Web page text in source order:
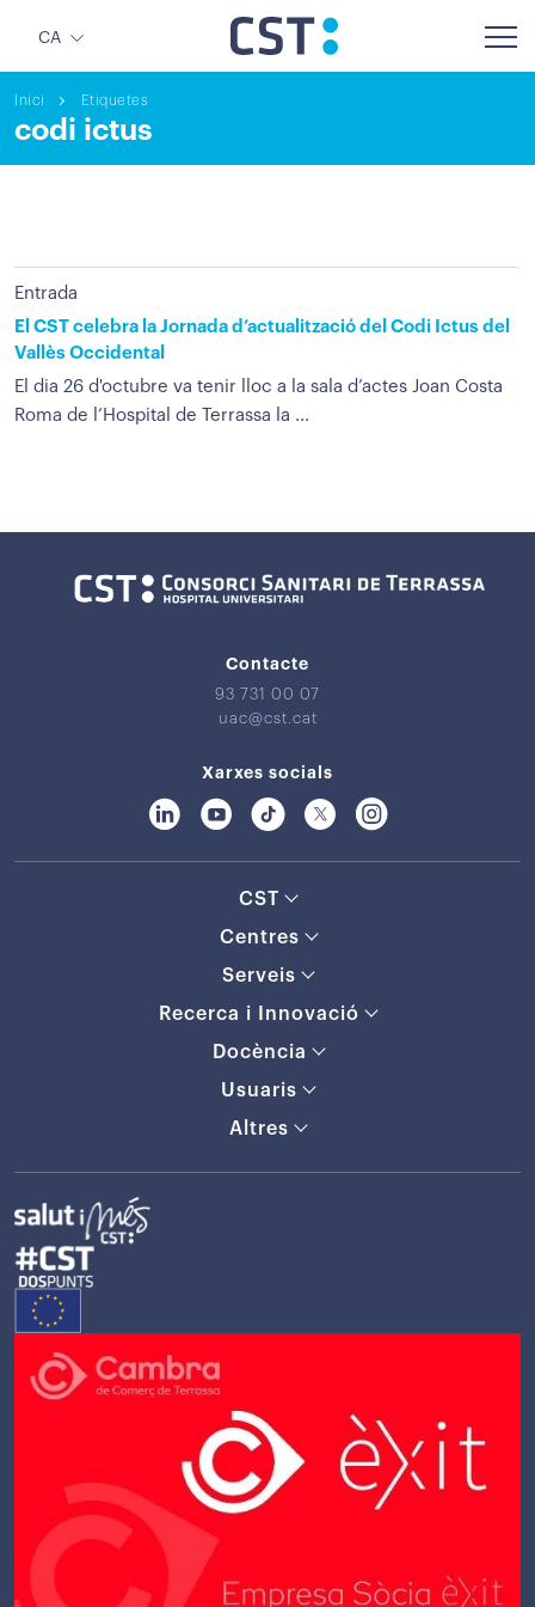
CA
Inici Etiquetes
codi ictus
Entrada
El CST celebra la Jornada d’actualització del Codi Ictus del
Vallès Occidental
El dia 26 d'octubre va tenir lloc a la sala d’actes Joan Costa
Roma de l’Hospital de Terrassa la ...
Contacte
93 731 00 07
uac@cst.cat
Xarxes socials
CST
Centres
Serveis
Recerca i Innovació
Docència
Usuaris
Altres